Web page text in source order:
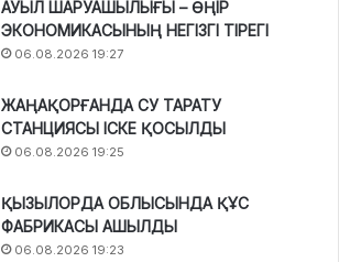
АУЫЛ ШАРУАШЫЛЫҒЫ – ӨҢІР
ЭКОНОМИКАСЫНЫҢ НЕГІЗГІ ТІРЕГІ
06.08.2026 19:27
ЖАҢАҚОРҒАНДА СУ ТАРАТУ
СТАНЦИЯСЫ ІСКЕ ҚОСЫЛДЫ
06.08.2026 19:25
ҚЫЗЫЛОРДА ОБЛЫСЫНДА ҚҰС
ФАБРИКАСЫ АШЫЛДЫ
06.08.2026 19:23